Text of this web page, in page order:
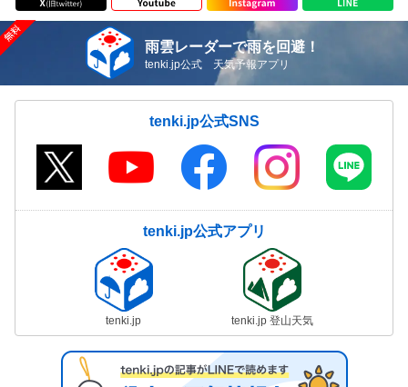
雨雲レーダーで雨を回避！
tenki.jp公式 天気予報アプリ
tenki.jp公式SNS
tenki.jp公式アプリ
tenki.jp tenki.jp 登山天気